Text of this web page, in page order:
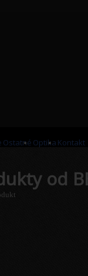
Ostatné Optika Kontakt
od